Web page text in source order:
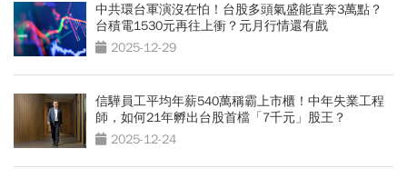
中共環台軍演沒在怕！台股多頭氣盛能直奔3萬點？
台積電1530元再往上衝？元月行情還有戲
2025-12-29
信驊員工平均年薪540萬稱霸上市櫃！中年失業工程
師，如何21年孵出台股首檔「7千元」股王？
2025-12-24